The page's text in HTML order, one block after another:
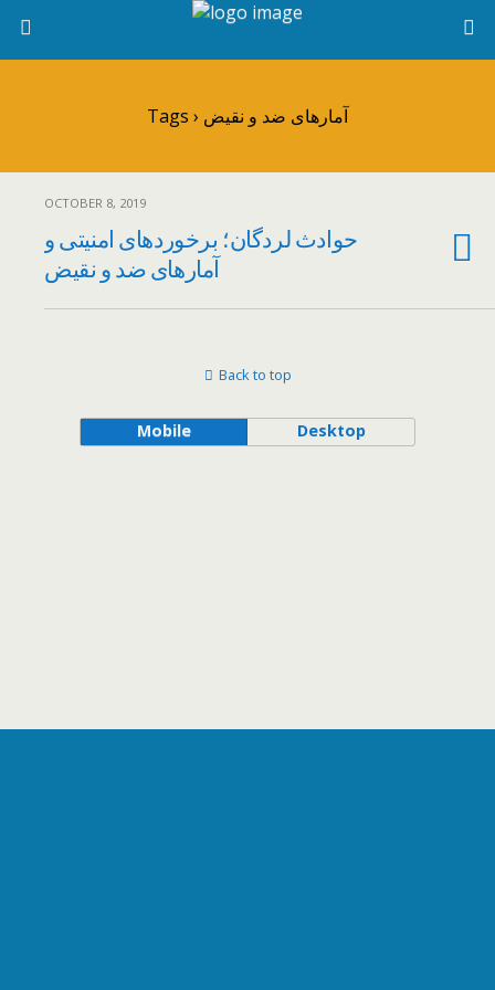
Tags › آمارهای ضد و نقیض
OCTOBER 8, 2019
حوادث لردگان؛ برخوردهای امنیتی و
آمارهای ضد و نقیض
Back to top
Mobile Desktop